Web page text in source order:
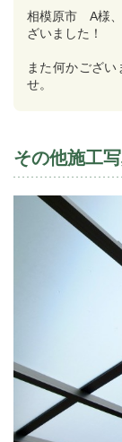
相模原市 A様、
ざいました！
また何かござ
せ。
その他施工